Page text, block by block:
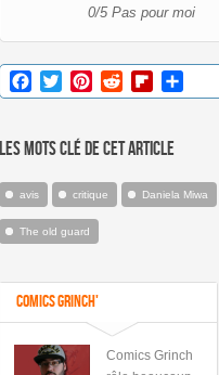
0/5 Pas pour moi
Facebook
TwitterPinterestRedditFlipboard
Les mots clé de cet article
avis critique Daniela Miwa
The old guard
Comics Grinch'
Comics Grinch